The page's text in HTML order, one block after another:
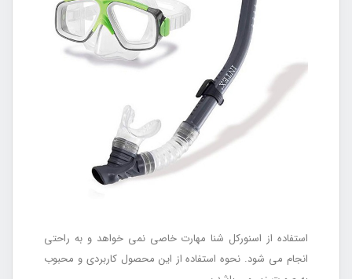
استفاده از اسنورکل شنا مهارت خاصی نمی خواهد و به راحتی
انجام می شود. نحوه استفاده از این محصول کاربردی و محبوب